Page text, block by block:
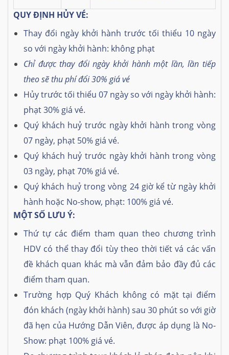
QUY ĐỊNH HỦY VÉ:
Thay đổi ngày khởi hành trước tối thiểu 10 ngày
so với ngày khởi hành: không phạt
Chỉ được thay đổi ngày khởi hành một lần, lần tiếp
theo sẽ thu phí đổi 30% giá vé
Hủy trước tối thiểu 07 ngày so với ngày khởi hành:
phạt 30% giá vé.
Quý khách huỷ trước ngày khởi hành trong vòng
07 ngày, phạt 50% giá vé.
Quý khách huỷ trước ngày khởi hành trong vòng
03 ngày, phạt 70% giá vé.
Quý khách huỷ trong vòng 24 giờ kể từ ngày khởi
hành hoặc No-show, phạt: 100% giá vé.
MỘT SỐ LƯU Ý:
Thứ tự các điểm tham quan theo chương trình
HDV có thể thay đổi tùy theo thời tiết vá các vấn
đề khách quan khác mà vẫn đảm bảo đầy đủ các
điểm tham quan.
Trường hợp Quý Khách không có mặt tại điểm
đón khách (ngày khởi hành) sau 30 phút so với giờ
đã hẹn của Hướng Dẫn Viên, được áp dụng là No-
Show: phạt 100% giá vé.